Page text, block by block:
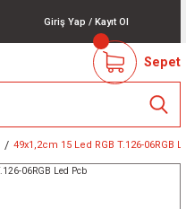
Giriş Yap / Kayıt Ol
Sepet
49x1,2cm 15 Led RGB T.126-06RGB